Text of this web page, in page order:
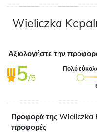
Wieliczka
Αξιολογήστε την
5/5
Πολύ
Προφορά της Wieliczka
προφορές